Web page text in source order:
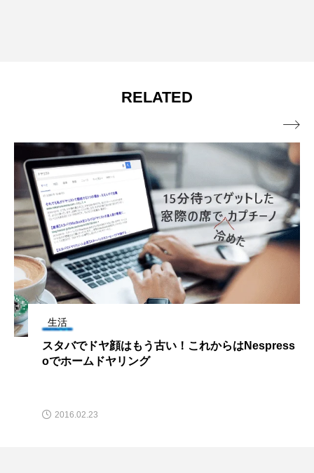
RELATED
地方創生
「ローマ法王に献上した神子原米」を食す！スーパ
ー公務員が仕掛けた地方創生の成功事例
2016.02.11
